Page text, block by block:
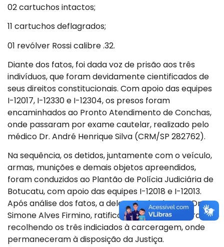
02 cartuchos intactos;
11 cartuchos deflagrados;
01 revólver Rossi calibre .32.
Diante dos fatos, foi dada voz de prisão aos três
indivíduos, que foram devidamente cientificados de
seus direitos constitucionais. Com apoio das equipes
I-12017, I-12330 e I-12304, os presos foram
encaminhados ao Pronto Atendimento de Conchas,
onde passaram por exame cautelar, realizado pelo
médico Dr. André Henrique Silva (CRM/SP 282762).
Na sequência, os detidos, juntamente com o veículo,
armas, munições e demais objetos apreendidos,
foram conduzidos ao Plantão de Polícia Judiciária de
Botucatu, com apoio das equipes I-12018 e I-12013.
Após análise dos fatos, a delegada de plantão, Dra.
Simone Alves Firmino, ratificou a prisão em flagrante,
recolhendo os três indiciados à carceragem, onde
permaneceram à disposição da Justiça.